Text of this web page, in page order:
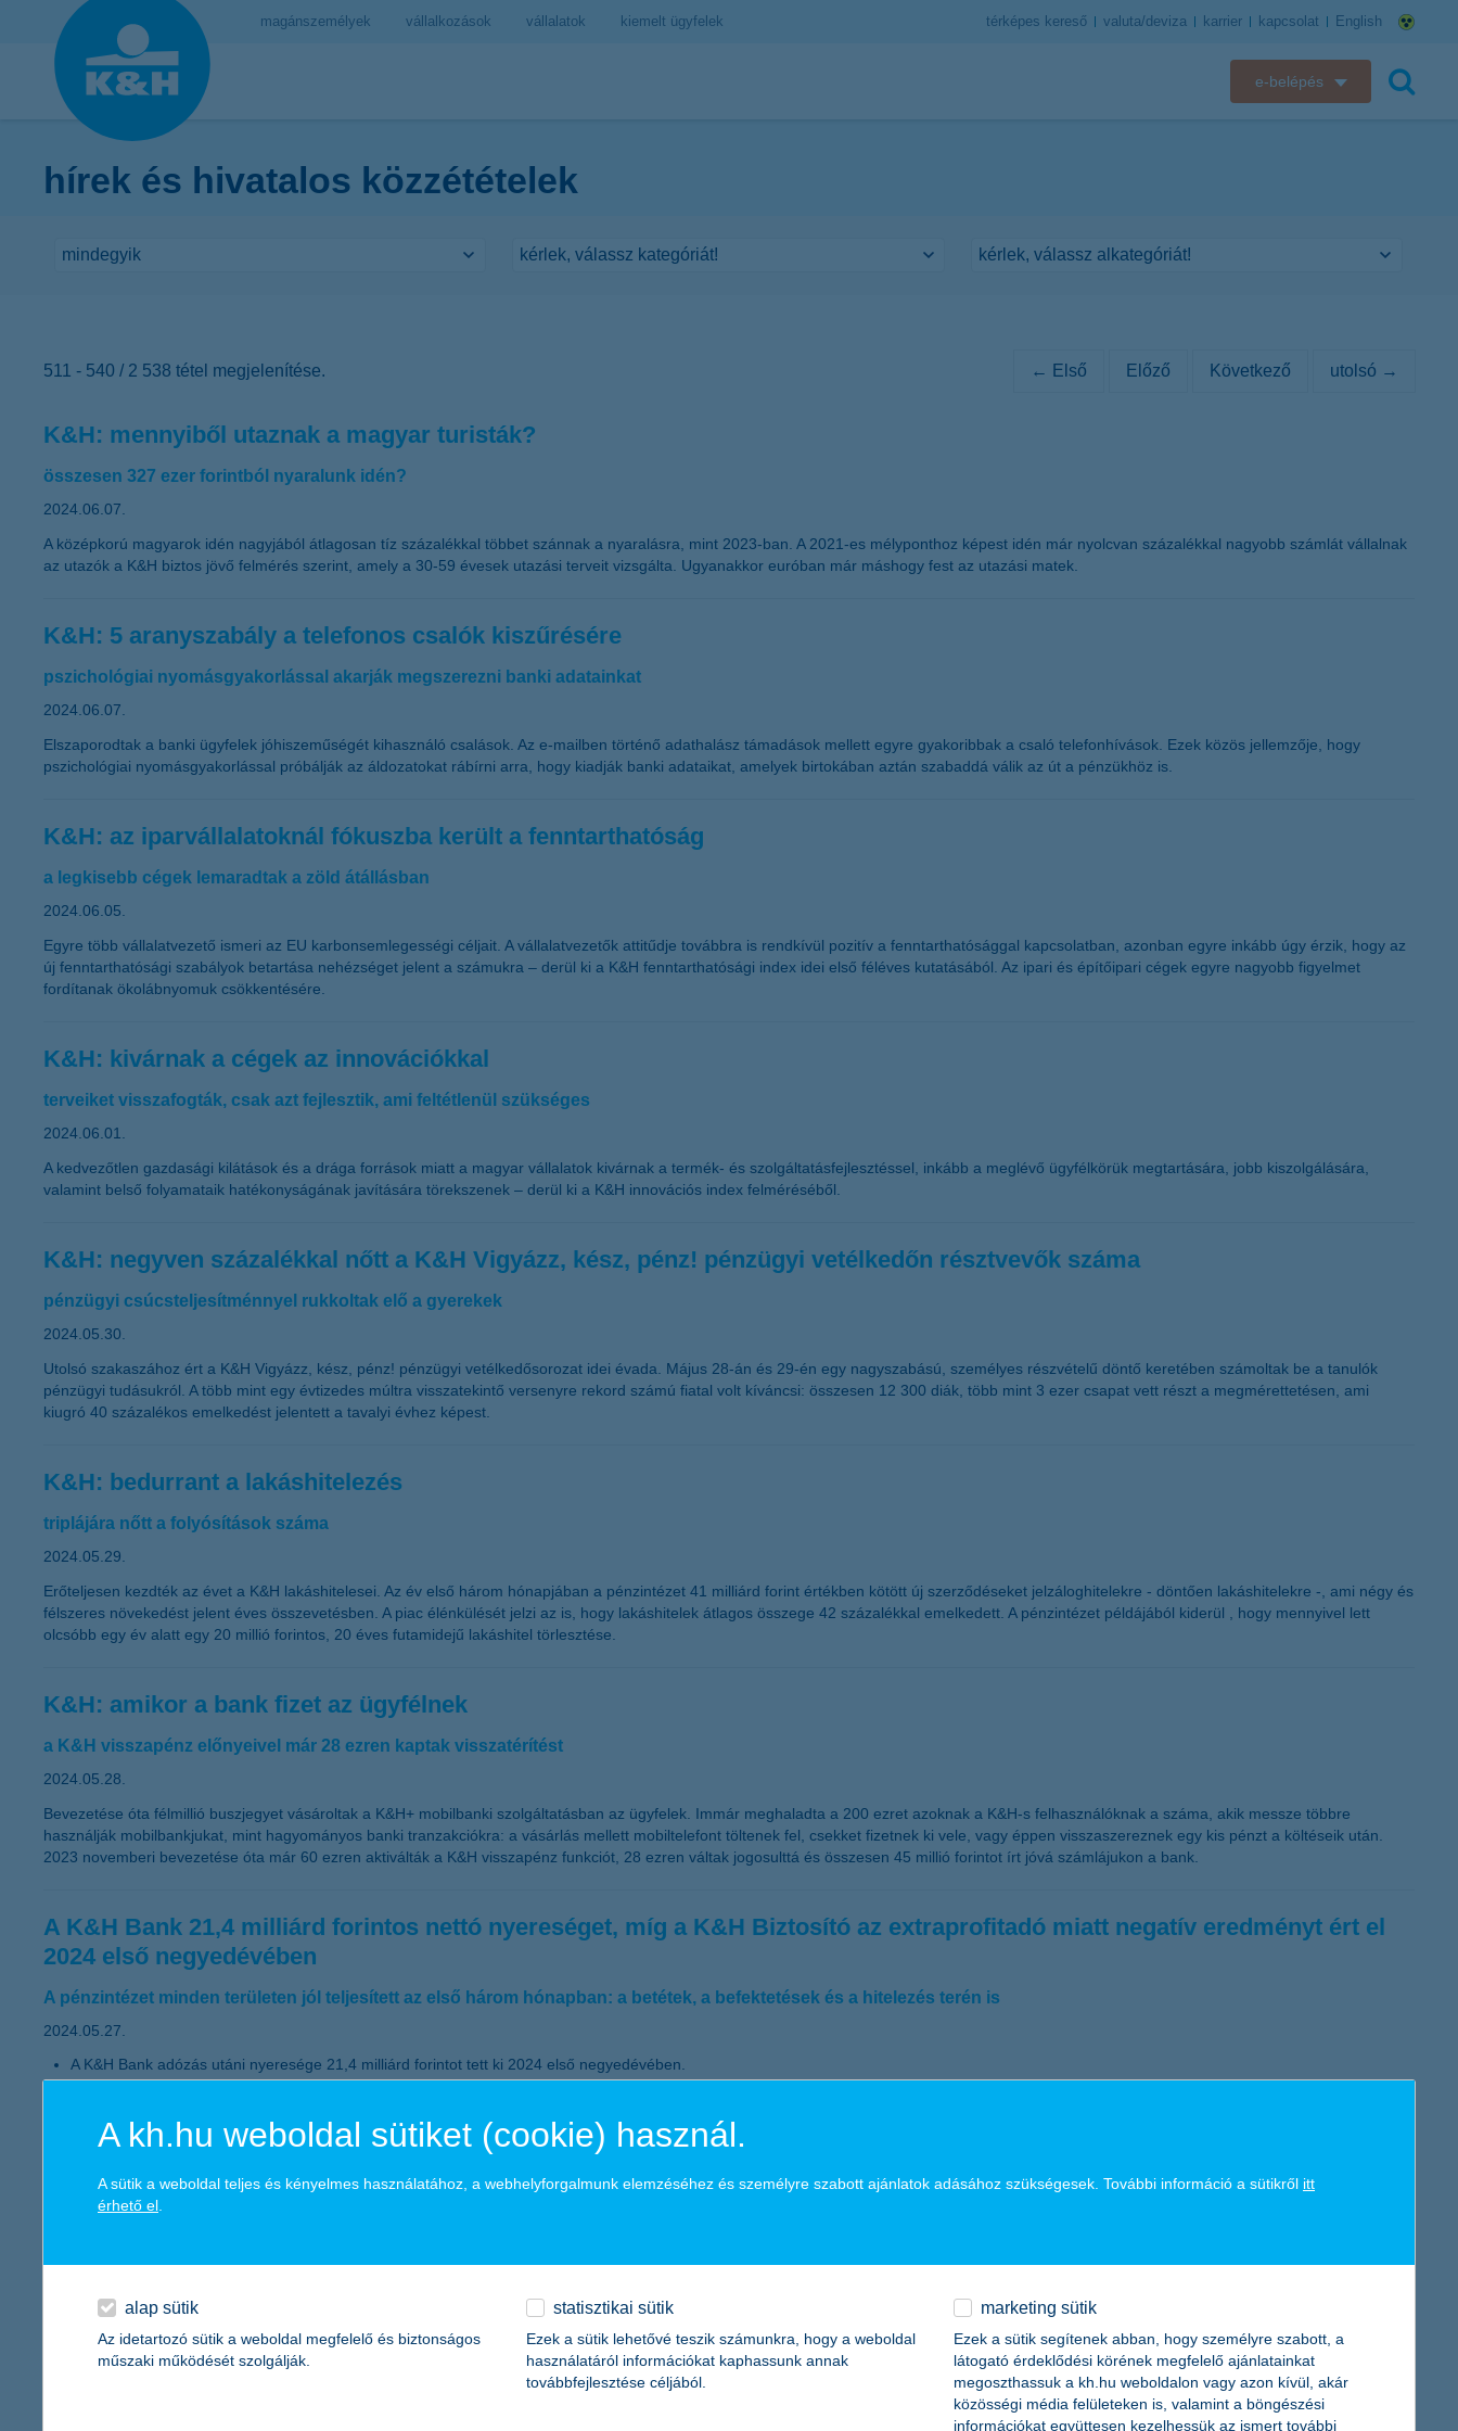
magánszemélyek vállalkozások vállalatok kiemelt ügyfelek térképes kereső valuta/deviza karrier kapcsolat English
e-belépés
hírek és hivatalos közzétételek
511 - 540 / 2 538 tétel megjelenítése. ← Első Előző Következő utolsó →
K&H: mennyiből utaznak a magyar turisták?
összesen 327 ezer forintból nyaralunk idén?
2024.06.07.
A középkorú magyarok idén nagyjából átlagosan tíz százalékkal többet szánnak a nyaralásra, mint 2023-ban. A 2021-es mélyponthoz képest idén már nyolcvan százalékkal nagyobb számlát vállalnak
az utazók a K&H biztos jövő felmérés szerint, amely a 30-59 évesek utazási terveit vizsgálta. Ugyanakkor euróban már máshogy fest az utazási matek.
K&H: 5 aranyszabály a telefonos csalók kiszűrésére
pszichológiai nyomásgyakorlással akarják megszerezni banki adatainkat
2024.06.07.
Elszaporodtak a banki ügyfelek jóhiszeműségét kihasználó csalások. Az e-mailben történő adathalász támadások mellett egyre gyakoribbak a csaló telefonhívások. Ezek közös jellemzője, hogy
pszichológiai nyomásgyakorlással próbálják az áldozatokat rábírni arra, hogy kiadják banki adataikat, amelyek birtokában aztán szabaddá válik az út a pénzükhöz is.
K&H: az iparvállalatoknál fókuszba került a fenntarthatóság
a legkisebb cégek lemaradtak a zöld átállásban
2024.06.05.
Egyre több vállalatvezető ismeri az EU karbonsemlegességi céljait. A vállalatvezetők attitűdje továbbra is rendkívül pozitív a fenntarthatósággal kapcsolatban, azonban egyre inkább úgy érzik, hogy az
új fenntarthatósági szabályok betartása nehézséget jelent a számukra – derül ki a K&H fenntarthatósági index idei első féléves kutatásából. Az ipari és építőipari cégek egyre nagyobb figyelmet
fordítanak ökolábnyomuk csökkentésére.
K&H: kivárnak a cégek az innovációkkal
terveiket visszafogták, csak azt fejlesztik, ami feltétlenül szükséges
2024.06.01.
A kedvezőtlen gazdasági kilátások és a drága források miatt a magyar vállalatok kivárnak a termék- és szolgáltatásfejlesztéssel, inkább a meglévő ügyfélkörük megtartására, jobb kiszolgálására,
valamint belső folyamataik hatékonyságának javítására törekszenek – derül ki a K&H innovációs index felméréséből.
K&H: negyven százalékkal nőtt a K&H Vigyázz, kész, pénz! pénzügyi vetélkedőn résztvevők száma
pénzügyi csúcsteljesítménnyel rukkoltak elő a gyerekek
2024.05.30.
Utolsó szakaszához ért a K&H Vigyázz, kész, pénz! pénzügyi vetélkedősorozat idei évada. Május 28-án és 29-én egy nagyszabású, személyes részvételű döntő keretében számoltak be a tanulók
pénzügyi tudásukról. A több mint egy évtizedes múltra visszatekintő versenyre rekord számú fiatal volt kíváncsi: összesen 12 300 diák, több mint 3 ezer csapat vett részt a megmérettetésen, ami
kiugró 40 százalékos emelkedést jelentett a tavalyi évhez képest.
K&H: bedurrant a lakáshitelezés
triplájára nőtt a folyósítások száma
2024.05.29.
Erőteljesen kezdték az évet a K&H lakáshitelesei. Az év első három hónapjában a pénzintézet 41 milliárd forint értékben kötött új szerződéseket jelzáloghitelekre - döntően lakáshitelekre -, ami négy és
félszeres növekedést jelent éves összevetésben. A piac élénkülését jelzi az is, hogy lakáshitelek átlagos összege 42 százalékkal emelkedett. A pénzintézet példájából kiderül , hogy mennyivel lett
olcsóbb egy év alatt egy 20 millió forintos, 20 éves futamidejű lakáshitel törlesztése.
K&H: amikor a bank fizet az ügyfélnek
a K&H visszapénz előnyeivel már 28 ezren kaptak visszatérítést
2024.05.28.
Bevezetése óta félmillió buszjegyet vásároltak a K&H+ mobilbanki szolgáltatásban az ügyfelek. Immár meghaladta a 200 ezret azoknak a K&H-s felhasználóknak a száma, akik messze többre
használják mobilbankjukat, mint hagyományos banki tranzakciókra: a vásárlás mellett mobiltelefont töltenek fel, csekket fizetnek ki vele, vagy éppen visszaszereznek egy kis pénzt a költéseik után.
2023 novemberi bevezetése óta már 60 ezren aktiválták a K&H visszapénz funkciót, 28 ezren váltak jogosulttá és összesen 45 millió forintot írt jóvá számlájukon a bank.
A K&H Bank 21,4 milliárd forintos nettó nyereséget, míg a K&H Biztosító az extraprofitadó miatt negatív eredményt ért el
2024 első negyedévében
A pénzintézet minden területen jól teljesített az első három hónapban: a betétek, a befektetések és a hitelezés terén is
2024.05.27.
A K&H Bank adózás utáni nyeresége 21,4 milliárd forintot tett ki 2024 első negyedévében.
A K&H Biztosító 3,1 milliárd forint veszteséget könyvelt el az egész évre eső extraprofitadó elszámolása miatt, üzleti teljesítményét tekintve azonban jól teljesített, a díjbevétel 10 százalékkal
Ezek az eredmények tartalmazzák a különböző kormányzati intézkedések (extraprofitadó, egyéb bankadó) 38 milliárd forintos csoport szintű, negatív adózás előtti hatását.
A Bank hitelállománya 5 százalékkal nőtt 2024 első negyedévében az előző év azonos időszakához képest, elérve a 2872 milliárd forintot. A 2024 első három hónapjában nyújtott új hitelek
Az ügyfélbetétek éves szinten 8 százalékkal bővültek, állományuk 3791 milliárd forintra nőtt, míg az alapokban kezelt vagyon 46 százalékkal emelkedett az előző év azonos időszakához képest,
elérve az 1485 milliárd forintot.
A K&H Banknak több mint 650 000 digitálisan aktív ügyfele van, az új lakossági számlanyitások kétharmada online történik, továbbá több mint 500 000 felhasználó lépett kapcsolatba Kate-tel, az
A K&H Csoport 2024-ben már másodszor nyerte el a „Magyarország legjobb digitális bankja” címet. Emellett a munkavállalók jóllétének és fejlődésének javítását célzó intézkedéseiért idén is
részesült a Top Employer díjban.
A kh.hu weboldal sütiket (cookie) használ.
A sütik a weboldal teljes és kényelmes használatához, a webhelyforgalmunk elemzéséhez és személyre szabott ajánlatok adásához szükségesek. További információ a sütikről itt
érhető el
alap sütik
Az idetartozó sütik a weboldal megfelelő és biztonságos
műszaki működését szolgálják.
statisztikai sütik
Ezek a sütik lehetővé teszik számunkra, hogy a weboldal
használatáról információkat kaphassunk annak
továbbfejlesztése céljából.
marketing sütik
Ezek a sütik segítenek abban, hogy személyre szabott, a
látogató érdeklődési körének megfelelő ajánlatainkat
megoszthassuk a kh.hu weboldalon vagy azon kívül, akár
közösségi média felületeken is, valamint a böngészési
információkat együttesen kezelhessük az ismert további